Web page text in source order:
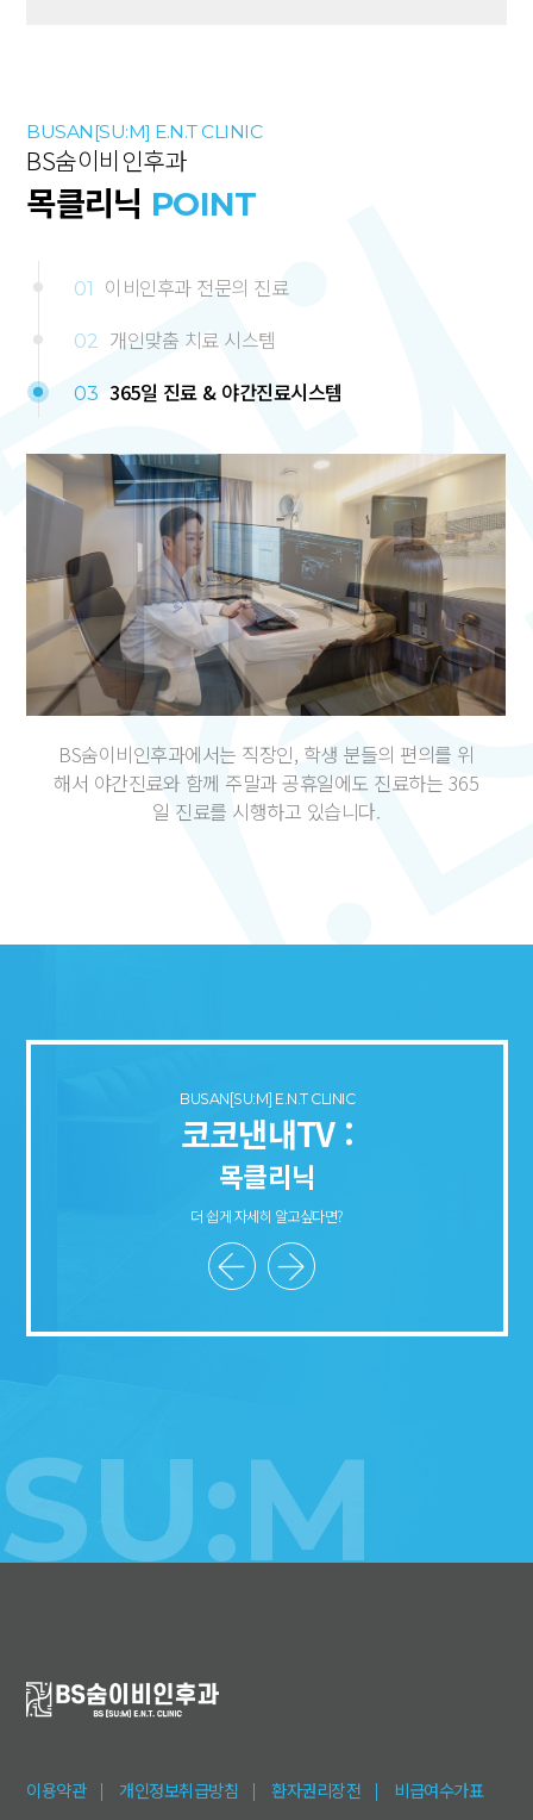
BS숨이비인후과에서는 직장인, 학생 분들의 편의를 위
해서 야간진료와 함께 주말과 공휴일에도 진료하는 365
일 진료를 시행하고 있습니다.
BUSAN[SU:M] E.N.T CLINIC
BS숨이비인후과
목클리닉 POINT
01 이비인후과 전문의 진료
02 개인맞춤 치료 시스템
03 365일 진료 & 야간진료시스템
SU:M
BUSAN[SU:M] E.N.T CLINIC
코코낸내TV :
목클리닉
더 쉽게 자세히 알고싶다면?
이용약관 개인정보취급방침 환자권리장전 비급여수가표